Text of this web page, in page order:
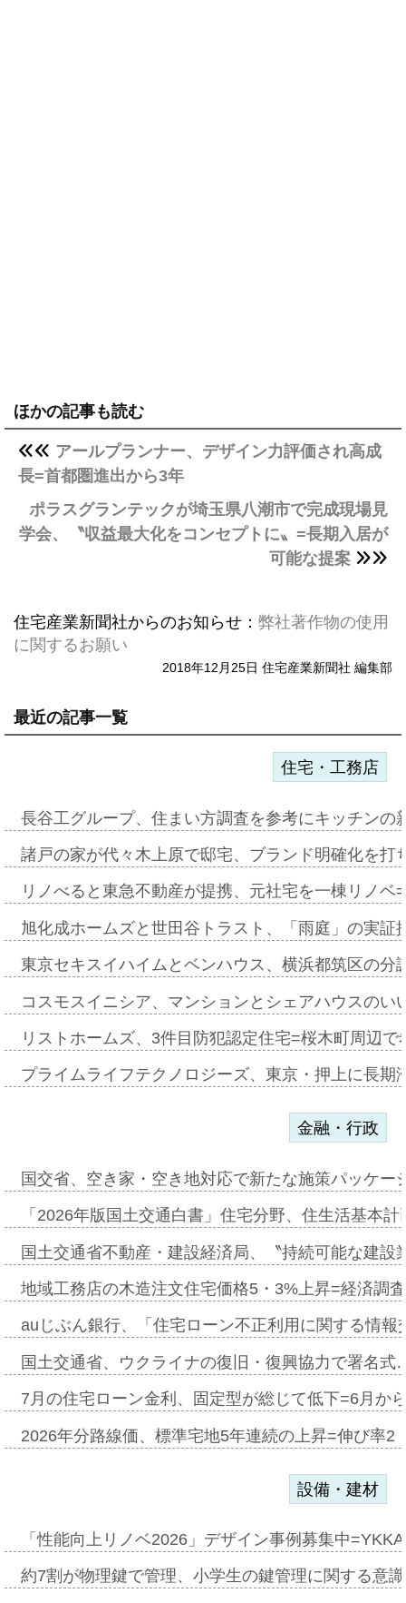
ほかの記事も読む
アールプランナー、デザイン力評価され高成
長=首都圏進出から3年
ポラスグランテックが埼玉県八潮市で完成現場見
学会、〝収益最大化をコンセプトに〟=長期入居が
可能な提案
住宅産業新聞社からのお知らせ： 弊社著作物の使用
に関するお願い
2018年12月25日 住宅産業新聞社 編集部
最近の記事一覧
住宅・工務店
長谷工グループ、住まい方調査を参考にキッチン
諸戸の家が代々木上原で邸宅、ブランド明確化を
リノべると東急不動産が提携、元社宅を一棟リノ
旭化成ホームズと世田谷トラスト、「雨庭」の実
東京セキスイハイムとベンハウス、横浜都筑区の
コスモスイニシア、マンションとシェアハウスの
リストホームズ、3件目防犯認定住宅=桜木町周辺
プライムライフテクノロジーズ、東京・押上に長
金融・行政
国交省、空き家・空き地対応で新たな施策パッケ
「2026年版国土交通白書」住宅分野、住生活基本
国土交通省不動産・建設経済局、〝持続可能な建
地域工務店の木造注文住宅価格5・3%上昇=経済調
auじぶん銀行、「住宅ローン不正利用に関する情
国土交通省、ウクライナの復旧・復興協力で署名
7月の住宅ローン金利、固定型が総じて低下=6月か
2026年分路線価、標準宅地5年連続の上昇=伸び率
設備・建材
「性能向上リノベ2026」デザイン事例募集中
約7割が物理鍵で管理、小学生の鍵管理に関する意